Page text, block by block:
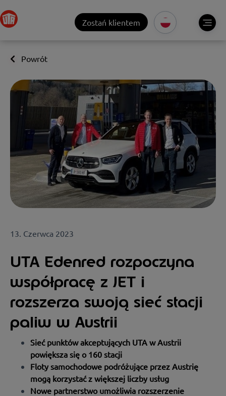
Zostań klientem
Powrót
13. Czerwca 2023
UTA Edenred rozpoczyna
współpracę z JET i
rozszerza swoją sieć stacji
paliw w Austrii
Sieć punktów akceptujących UTA w Austrii
powiększa się o 160 stacji
Floty samochodowe podróżujące przez Austrię
mogą korzystać z większej liczby usług
Nowe partnerstwo umożliwia rozszerzenie